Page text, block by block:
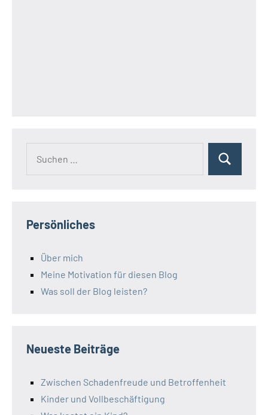
Suchen
Persönliches
Über mich
Meine Motivation für diesen Blog
Was soll der Blog leisten?
Neueste Beiträge
Zwischen Schadenfreude und Betroffenheit
Kinder und Vollbeschäftigung